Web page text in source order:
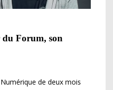
Forum, son
de deux mois